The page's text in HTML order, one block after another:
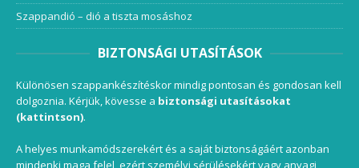
Szappandió – dió a tiszta mosáshoz
BIZTONSÁGI UTASÍTÁSOK
Különösen szappankészítéskor mindig pontosan és gondosan kell
dolgoznia. Kérjük, kövesse a biztonsági utasításokat
(kattintson).
A helyes munkamódszerekért és a saját biztonságáért azonban
mindenki maga felel, ezért személyi sérülésekért vagy anyagi